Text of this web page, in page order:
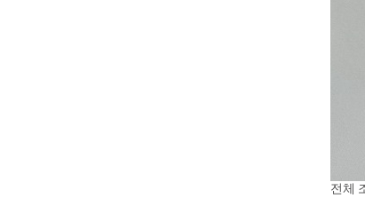
전체